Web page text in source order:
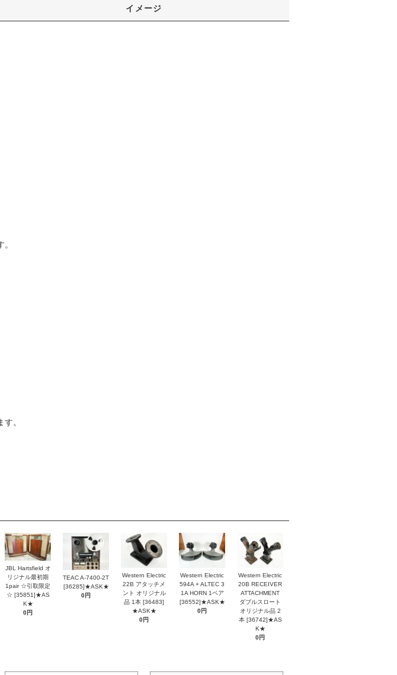
イメージ
。
JBL Hartsfield オ
リジナル最初期
1pair ☆引取限定
☆ [35851]★AS
K★
0円
TEAC A-7400-2T
[36285]★ASK★
0円
Western Electric
22B アタッチメ
ント オリジナル
品 1本 [36483]
★ASK★
0円
Western Electric
594A + ALTEC 3
1A HORN 1ペア
[36552]★ASK★
0円
Western Electric
20B RECEIVER
ATTACHMENT
ダブルスロート
オリジナル品 2
本 [36742]★AS
K★
0円